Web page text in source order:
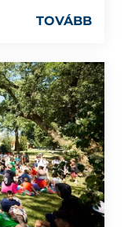
TOVÁBB